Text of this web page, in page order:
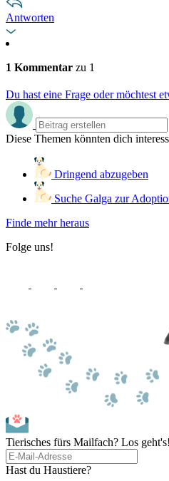
Antworten
1 Kommentar zu 1
Du hast eine Frage oder möchtest
Diese Themen könnten dich
Dringend abzugeben
Suche Galga zur
Finde mehr heraus
Folge uns!
Tierisches fürs Mailfach? Los geht's!
Hast du Haustiere?